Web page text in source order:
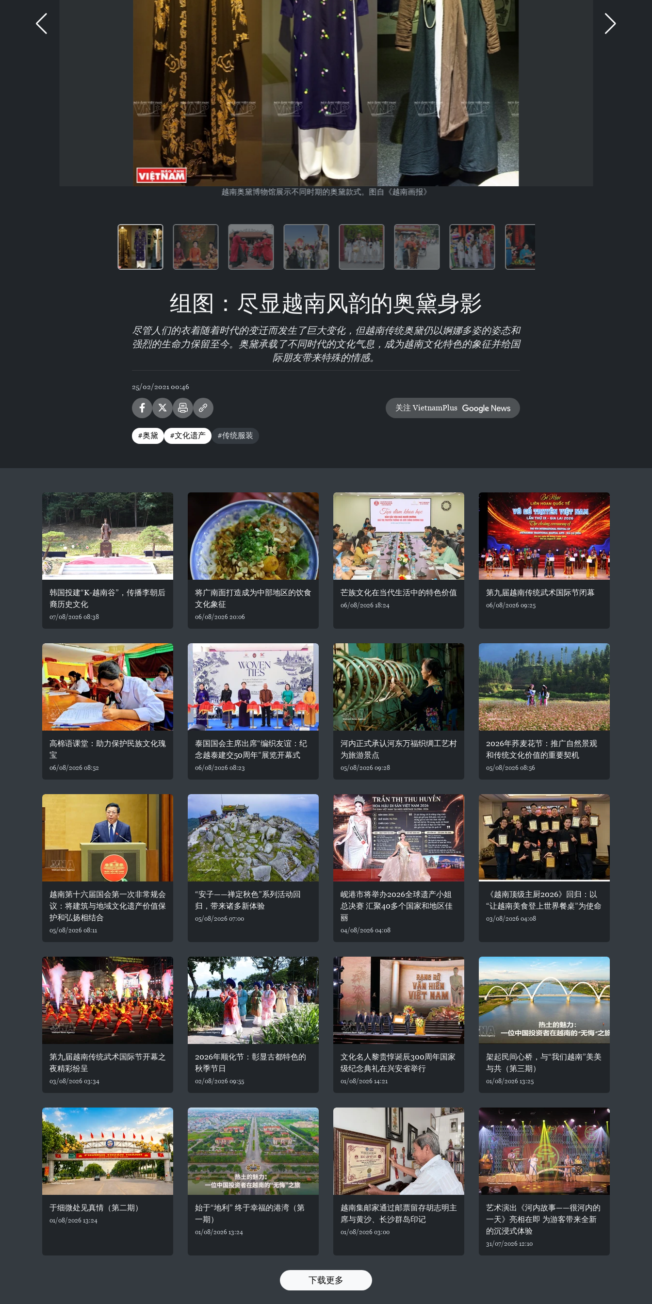
越南奥黛博物馆展示不同时期的奥黛款式。图自《越南画报》
组图：尽显越南风韵的奥黛身影
尽管人们的衣着随着时代的变迁而发生了巨大变化，但越南传统奥黛仍以婀娜多姿的姿态和
强烈的生命力保留至今。奥黛承载了不同时代的文化气息，成为越南文化特色的象征并给国
际朋友带来特殊的情感。
25/02/2021 00:46
关注 VietnamPlus
#奥黛 #文化遗产 #传统服装
韩国投建“K-越南谷”，传播李朝后
裔历史文化
07/08/2026 08:38
将广南面打造成为中部地区的饮食
文化象征
06/08/2026 20:06
芒族文化在当代生活中的特色价值
06/08/2026 18:24
第九届越南传统武术国际节闭幕
06/08/2026 09:25
高棉语课堂：助力保护民族文化瑰
宝
06/08/2026 08:52
泰国国会主席出席“编织友谊：纪
念越泰建交50周年”展览开幕式
06/08/2026 08:23
河内正式承认河东万福织绸工艺村
为旅游景点
05/08/2026 09:28
2026年荞麦花节：推广自然景观
和传统文化价值的重要契机
05/08/2026 08:56
越南第十六届国会第一次非常规会
议：将建筑与地域文化遗产价值保
护和弘扬相结合
05/08/2026 08:11
“安子——禅定秋色”系列活动回
归，带来诸多新体验
05/08/2026 07:00
岘港市将举办2026全球遗产小姐
总决赛 汇聚40多个国家和地区佳
丽
04/08/2026 04:08
《越南顶级主厨2026》回归：以
“让越南美食登上世界餐桌”为使命
03/08/2026 04:08
第九届越南传统武术国际节开幕之
夜精彩纷呈
03/08/2026 03:34
2026年顺化节：彰显古都特色的
秋季节日
02/08/2026 09:55
文化名人黎贵惇诞辰300周年国家
级纪念典礼在兴安省举行
01/08/2026 14:21
架起民间心桥，与“我们越南”美美
与共（第三期）
01/08/2026 13:25
于细微处见真情（第二期）
01/08/2026 13:24
始于“地利” 终于幸福的港湾（第
一期）
01/08/2026 13:24
越南集邮家通过邮票留存胡志明主
席与黄沙、长沙群岛印记
01/08/2026 03:00
艺术演出《河内故事——很河内的
一天》亮相在即 为游客带来全新
的沉浸式体验
31/07/2026 12:10
下载更多